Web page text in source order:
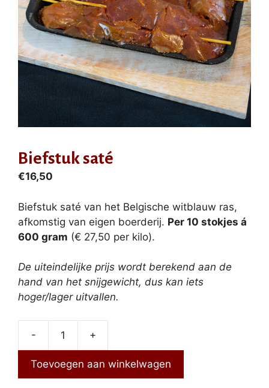
Biefstuk saté
€16,50
Biefstuk saté van het Belgische witblauw ras,
afkomstig van eigen boerderij. Per 10 stokjes á
600 gram (€ 27,50 per kilo).
De uiteindelijke prijs wordt berekend aan de
hand van het snijgewicht, dus kan iets
hoger/lager uitvallen.
-
aantal
+
Toevoegen aan winkelwagen